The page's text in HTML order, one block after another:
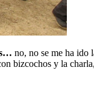
no, no se me ha ido
bizcochos y la